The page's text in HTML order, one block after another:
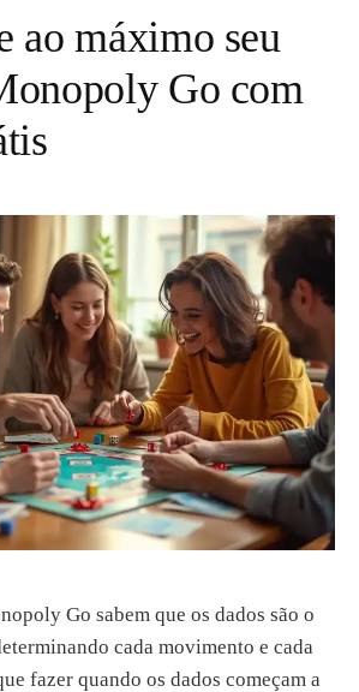
ao máximo seu
Go com
Go sabem que os dados são o
cada movimento e cada
fazer quando os dados começam a